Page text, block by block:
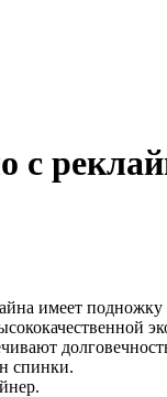
с
имеет
спинки.